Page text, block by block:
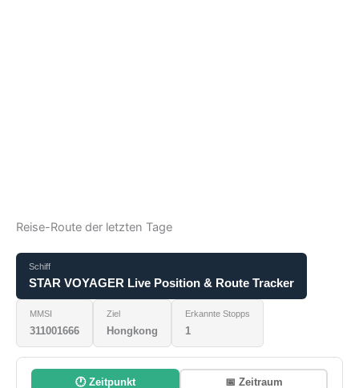
Reise-Route der letzten Tage
Schiff
STAR VOYAGER Live Position & Route Tracker
MMSI
311001666
Ziel
Hongkong
Erkannte Stopps
1
🕐 Zeitpunkt 📅 Zeitraum